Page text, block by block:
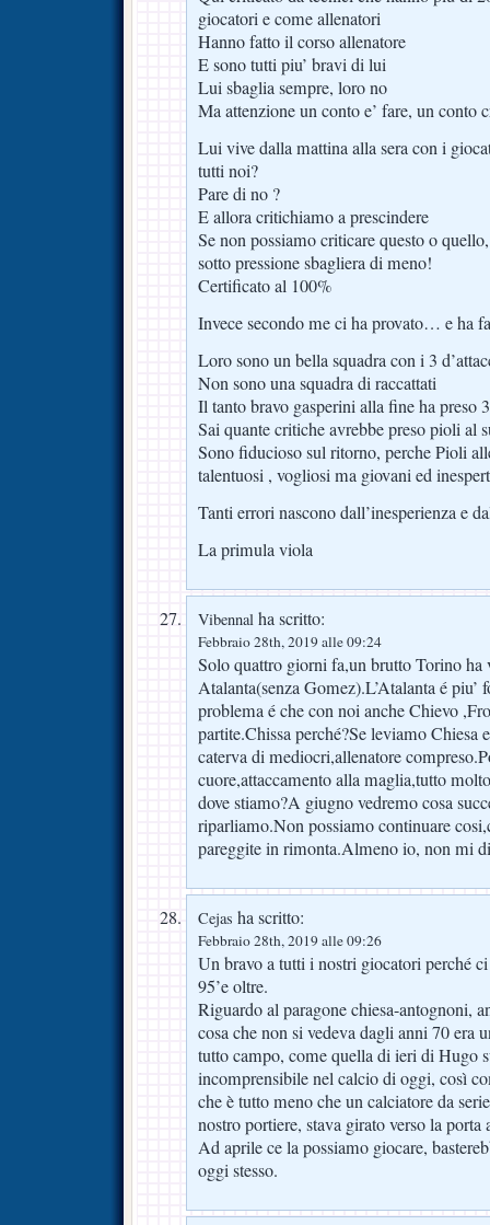
giocatori e come allenatori
Hanno fatto il corso allenatore
E sono tutti piu’ bravi di lui
Lui sbaglia sempre, loro no
Ma attenzione un conto e’ fare, un conto
Lui vive dalla mattina alla sera con i
tutti noi?
Pare di no ?
E allora critichiamo a prescindere
Se non possiamo criticare questo o
sotto pressione sbagliera di meno!
Certificato al 100%
Invece secondo me ci ha provato… e ha
Loro sono un bella squadra con i 3
Non sono una squadra di raccattati
Il tanto bravo gasperini alla fine ha preso
Sai quante critiche avrebbe preso pioli al
Sono fiducioso sul ritorno, perche Pioli
talentuosi , vogliosi ma giovani ed
Tanti errori nascono dall’inesperienza e
La primula viola
Vibennal ha scritto:
Febbraio 28th, 2019 alle 09:24
Solo quattro giorni fa,un brutto Torino ha
Atalanta(senza Gomez).L’Atalanta é piu’
problema é che con noi anche Chievo
partite.Chissa perché?Se leviamo Chiesa
caterva di mediocri,allenatore
cuore,attaccamento alla maglia,tutto
dove stiamo?A giugno vedremo cosa
riparliamo.Non possiamo continuare
pareggite in rimonta.Almeno io, non mi
Cejas ha scritto:
Febbraio 28th, 2019 alle 09:26
Un bravo a tutti i nostri giocatori perché
95’e oltre.
Riguardo al paragone chiesa-antognoni,
cosa che non si vedeva dagli anni 70 era
tutto campo, come quella di ieri di Hugo
incomprensibile nel calcio di oggi, così
che è tutto meno che un calciatore da
nostro portiere, stava girato verso la porta
Ad aprile ce la possiamo giocare,
oggi stesso.